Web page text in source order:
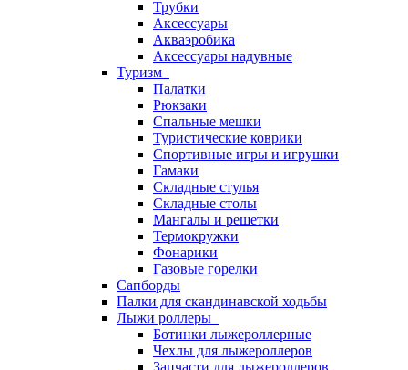
Трубки
Аксессуары
Акваэробика
Аксессуары надувные
Туризм
Палатки
Рюкзаки
Спальные мешки
Туристические коврики
Спортивные игры и игрушки
Гамаки
Складные стулья
Складные столы
Мангалы и решетки
Термокружки
Фонарики
Газовые горелки
Сапборды
Палки для скандинавской ходьбы
Лыжи роллеры
Ботинки лыжероллерные
Чехлы для лыжероллеров
Запчасти для лыжероллеров